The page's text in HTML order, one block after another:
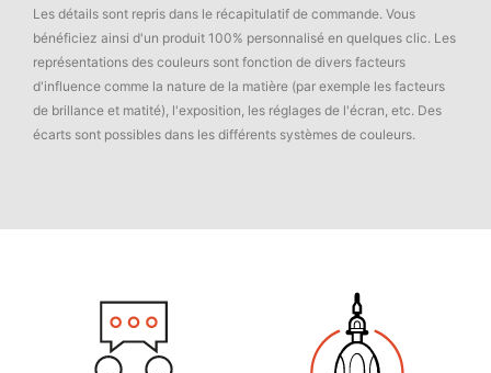
Les détails sont repris dans le récapitulatif de commande. Vous
bénéficiez ainsi d'un produit 100% personnalisé en quelques clic. Les
représentations des couleurs sont fonction de divers facteurs
d'influence comme la nature de la matière (par exemple les facteurs
de brillance et matité), l'exposition, les réglages de l'écran, etc. Des
écarts sont possibles dans les différents systèmes de couleurs.